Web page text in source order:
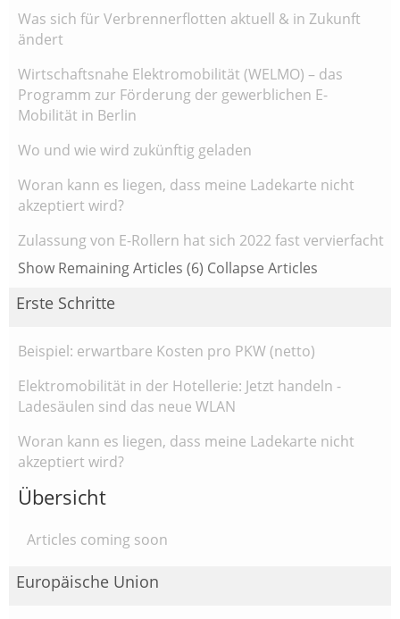
Was sich für Verbrennerflotten aktuell & in Zukunft
ändert
Wirtschaftsnahe Elektromobilität (WELMO) – das
Programm zur Förderung der gewerblichen E-
Mobilität in Berlin
Wo und wie wird zukünftig geladen
Woran kann es liegen, dass meine Ladekarte nicht
akzeptiert wird?
Zulassung von E-Rollern hat sich 2022 fast vervierfacht
Show Remaining Articles (6) Collapse Articles
Erste Schritte
Beispiel: erwartbare Kosten pro PKW (netto)
Elektromobilität in der Hotellerie: Jetzt handeln -
Ladesäulen sind das neue WLAN
Woran kann es liegen, dass meine Ladekarte nicht
akzeptiert wird?
Übersicht
Articles coming soon
Europäische Union